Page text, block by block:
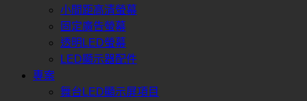
小間距高清螢幕
固定廣告螢幕
透明LED螢幕
LED顯示器配件
專案
舞台LED顯示屏項目